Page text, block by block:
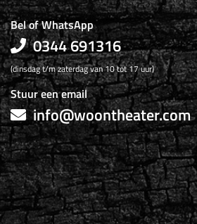
Bel of WhatsApp
0344 691316
(dinsdag t/m zaterdag van 10 tot 17 uur)
Stuur een email
info@woontheater.com